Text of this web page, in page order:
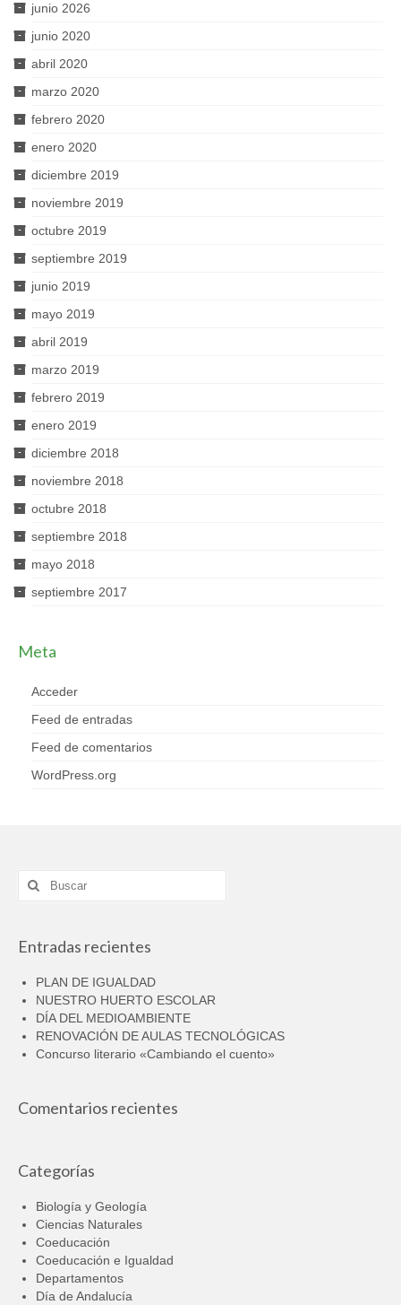
junio 2026
junio 2020
abril 2020
marzo 2020
febrero 2020
enero 2020
diciembre 2019
noviembre 2019
octubre 2019
septiembre 2019
junio 2019
mayo 2019
abril 2019
marzo 2019
febrero 2019
enero 2019
diciembre 2018
noviembre 2018
octubre 2018
septiembre 2018
mayo 2018
septiembre 2017
Meta
Acceder
Feed de entradas
Feed de comentarios
WordPress.org
Buscar
por:
Entradas recientes
PLAN DE IGUALDAD
NUESTRO HUERTO ESCOLAR
DÍA DEL MEDIOAMBIENTE
RENOVACIÓN DE AULAS TECNOLÓGICAS
Concurso literario «Cambiando el cuento»
Comentarios recientes
Categorías
Biología y Geología
Ciencias Naturales
Coeducación
Coeducación e Igualdad
Departamentos
Día de Andalucía